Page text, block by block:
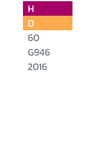
H
D
60
G946
2016